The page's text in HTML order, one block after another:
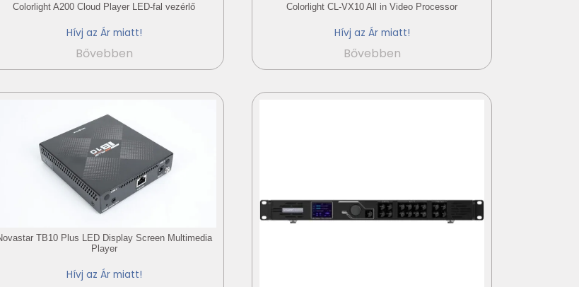
Colorlight A200 Cloud Player LED-fal vezérlő
Hívj az Ár miatt!
Bővebben
Colorlight CL-VX10 All in Video Processor
Hívj az Ár miatt!
Bővebben
TB10 Plus LED Display Screen Multimedia
Player
Hívj az Ár miatt!